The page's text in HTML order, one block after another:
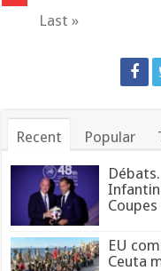
Last »
Recent Popular
Débats.
EU
Ceuta